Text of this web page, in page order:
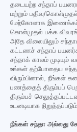
தடையற்ற சந்தாப்
மற்றும் பதிவு/
மேற்கோளாக
கொள்முதல் பக்க
அதே விலையிலும்
கட்டணச் சந்தாப்
சந்தாக் காலம்
உங்கள் தற்போதைய
விரும்பினால், நீங்கள்
பணத்தைத் திரும்பப்
திரும்பச்
உடனடியாக நிறுத்தப்படும்.
நீங்கள் சந்தா அல்லது